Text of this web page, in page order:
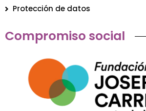
Protección de datos
Compromiso social